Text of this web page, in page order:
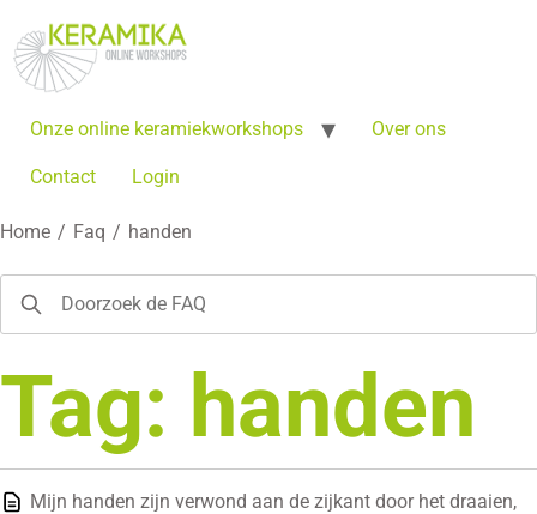
Onze online keramiekworkshops Over ons
Contact Login
Home / Faq / handen
Tag: handen
Mijn handen zijn verwond aan de zijkant door het draaien,